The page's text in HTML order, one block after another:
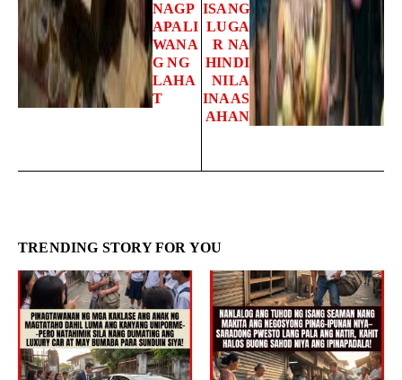
NAGP
APALI
WANA
G NG
LAHA
T
ISANG
LUGA
R NA
HINDI
NILA
INAAS
AHAN
TRENDING STORY FOR YOU